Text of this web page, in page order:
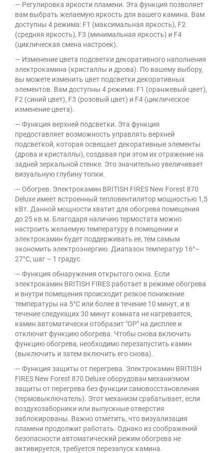
— Регулировка яркости пламени. Эта функция позволяет
вам выбрать желаемую яркость для вашего камина. Вам
доступны 4 режима: F1 (максимальная яркость), F2
(средняя яркость), F3 (минимальная яркость) и F4
(циклическая смена настроек).
— Изменение цвета подсветки декоративного наполнения
электрокамина (кристаллы и дрова). По вашему выбору,
вы можете изменить цвет подсветки декоративных
элементов. Вам доступны 4 режима: F1 (оранжевый цвет),
F2 (синий цвет), F3 (розовый цвет) и F4 (циклическое
изменение цвета).
— Функция верхней подсветки. Эта функция
предоставляет возможность управлять верхней
подсветкой, которая освещает декоративные элементы
(дрова и кристаллы), создавая при этом их отражение на
задней зеркальной стенке. Это значительно увеличивает
визуальную глубину топки.
— Обогрев. Электрокамин BRITISH FIRES New Forest 870
Deluxe имеет встроенный тепловентилятор мощностью 1,5
кВт. Данной мощности хватит для обогрева помещения
до 25 кв.м. Благодаря наличию термостата можно
настроить желаемую температуру в помещении и
электрокамин будет поддерживать ее, тем самым
экономить электроэнергию. Диапазон температур 16°–
27°C, шаг – 1 градус
— Функция обнаружения открытого окна. Если
электрокамин BRITISH FIRES работает в режиме обогрева
и внутри помещения происходит резкое понижение
температуры на 5°C или более в течение 10 минут, и в
течение следующих 30 минут комната не нагревается,
камин автоматически отобразит "OP" на дисплее и
отключит функцию обогрева. Чтобы снова включить
функцию обогрева, необходимо перезапустить камин
(выключить и затем включить его снова).
— Функция защиты от перегрева. Электрокамин BRITISH
FIRES New Forest 870 Deluxe оборудован механизмом
защиты от перегрева без функции самовосстановления
(термовыключатель). Этот механизм срабатывает, если
воздухозаборники или выпускные отверстия
заблокированы. Важно отметить, что визуализация
пламени продолжит работать. Однако из соображений
безопасности автоматический режим обогрева не
активируется, требуется перезапуск камина.